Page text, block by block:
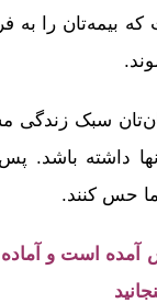
بیمه‌تان را به
سبک زندگی
آنها داشته
حس کنند.
است و آماده